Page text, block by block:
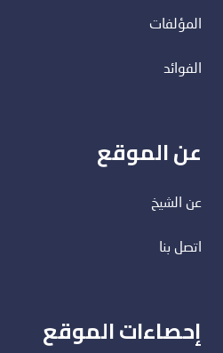
إحصاءات الموقع
عن الموقع
عن الشيخ
اتصل بنا
المؤلفات
الفوائد